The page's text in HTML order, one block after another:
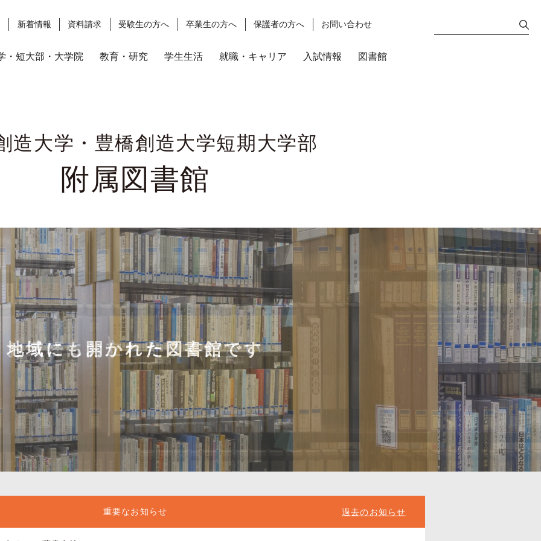
・短大部・大学院 教育・研究 学生生活 就職・キャリア 入試情報 図書館
新着情報 資料請求 受験生の方へ 卒業生の方へ 保護者の方へ お問い合わせ
造大学・豊橋創造大学短期大学部
附属図書館
員の知的活動のサポートをいたします
地域にも開かれた図書館です
お気軽にお立ち寄りください
重要なお知らせ 過去のお知らせ